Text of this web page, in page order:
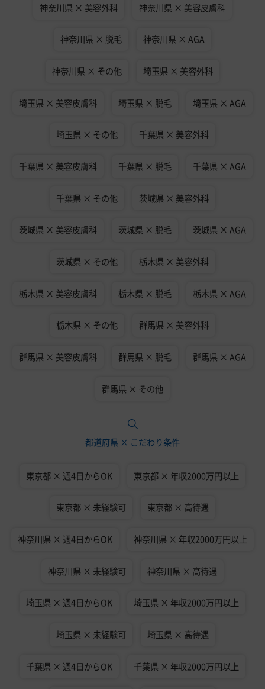
神奈川県 × 美容外科 神奈川県 × 美容皮膚科
神奈川県 × 脱毛 神奈川県 × AGA
神奈川県 × その他 埼玉県 × 美容外科
埼玉県 × 美容皮膚科 埼玉県 × 脱毛 埼玉県 × AGA
埼玉県 × その他 千葉県 × 美容外科
千葉県 × 美容皮膚科 千葉県 × 脱毛 千葉県 × AGA
千葉県 × その他 茨城県 × 美容外科
茨城県 × 美容皮膚科 茨城県 × 脱毛 茨城県 × AGA
茨城県 × その他 栃木県 × 美容外科
栃木県 × 美容皮膚科 栃木県 × 脱毛 栃木県 × AGA
栃木県 × その他 群馬県 × 美容外科
群馬県 × 美容皮膚科 群馬県 × 脱毛 群馬県 × AGA
群馬県 × その他
都道府県 × こだわり条件
東京都 × 週4日からOK 東京都 × 年収2000万円以上
東京都 × 未経験可 東京都 × 高待遇
神奈川県 × 週4日からOK 神奈川県 × 年収2000万円以上
神奈川県 × 未経験可 神奈川県 × 高待遇
埼玉県 × 週4日からOK 埼玉県 × 年収2000万円以上
埼玉県 × 未経験可 埼玉県 × 高待遇
千葉県 × 週4日からOK 千葉県 × 年収2000万円以上